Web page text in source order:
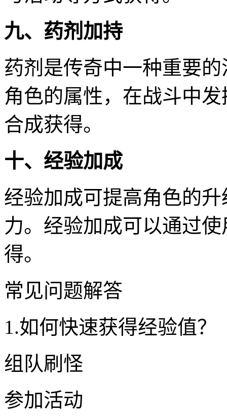
九、药剂加持
药剂是传奇中一种重要
角色的属性，在战斗中
合成获得。
十、经验加成
经验加成可提高角色的
力。经验加成可以通过
得。
常见问题解答
1.如何快速获得经验值？
组队刷怪
参加活动